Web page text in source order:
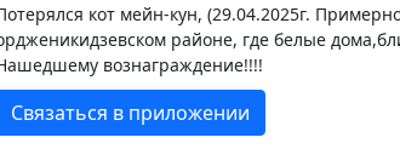
кот мейн-кун, (29.04.2025г.
районе, где белые
вознаграждение!!!!
Связаться в приложении